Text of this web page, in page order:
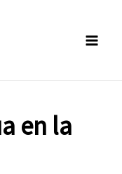
en la